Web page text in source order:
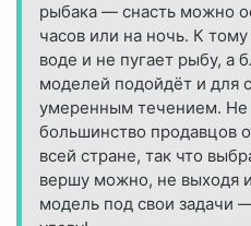
рыбака — снасть можно
часов или на ночь. К
воде и не пугает рыбу, а
моделей подойдёт и для
умеренным течением. Не
большинство продавцов
всей стране, так что
вершу можно, не выходя
модель под свои задачи